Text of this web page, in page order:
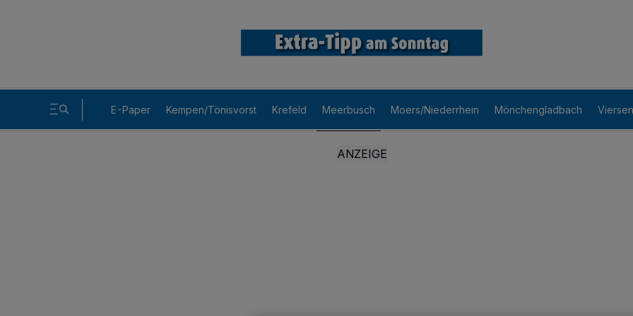
E-Paper Kempen/Tönisvorst Krefeld Meerbusch Moers/Niederrhein Mönchengladbach Viersen